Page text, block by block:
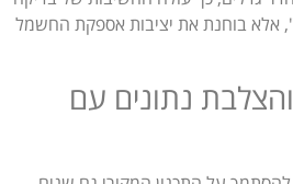
בוחנת את יציבות אספקת החשמל
נתונים עם